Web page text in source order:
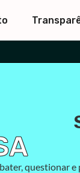
questionar